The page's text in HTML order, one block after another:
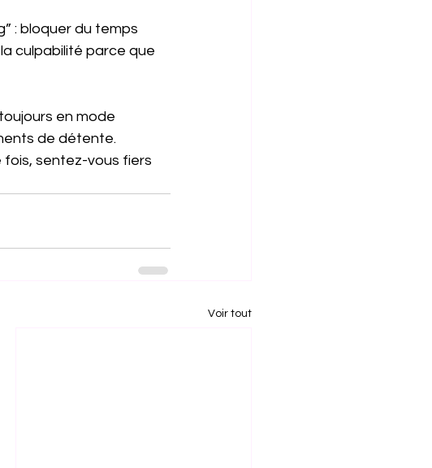
: bloquer du temps
culpabilité parce que
en mode
de détente.
fois, sentez-vous fiers
Voir tout